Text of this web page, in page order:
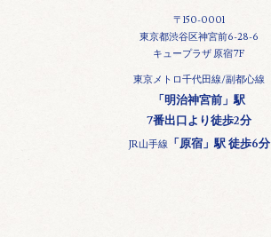
〒150-0001
東京都渋谷区神宮前6-28-6
キュープラザ 原宿7F
東京メトロ千代田線/副都心線
「明治神宮前」駅
7番出口より徒歩2分
JR山手線「原宿」駅 徒歩6分